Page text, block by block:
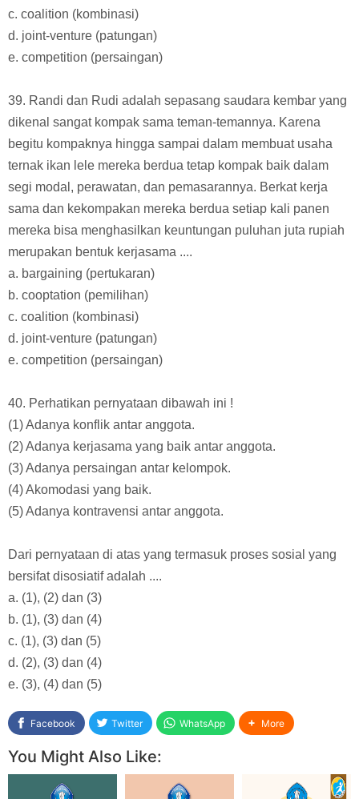
c. coalition (kombinasi)
d. joint-venture (patungan)
e. competition (persaingan)
39. Randi dan Rudi adalah sepasang saudara kembar yang
dikenal sangat kompak sama teman-temannya. Karena
begitu kompaknya hingga sampai dalam membuat usaha
ternak ikan lele mereka berdua tetap kompak baik dalam
segi modal, perawatan, dan pemasarannya. Berkat kerja
sama dan kekompakan mereka berdua setiap kali panen
mereka bisa menghasilkan keuntungan puluhan juta rupiah
merupakan bentuk kerjasama ....
a. bargaining (pertukaran)
b. cooptation (pemilihan)
c. coalition (kombinasi)
d. joint-venture (patungan)
e. competition (persaingan)
40. Perhatikan pernyataan dibawah ini !
(1) Adanya konflik antar anggota.
(2) Adanya kerjasama yang baik antar anggota.
(3) Adanya persaingan antar kelompok.
(4) Akomodasi yang baik.
(5) Adanya kontravensi antar anggota.
Dari pernyataan di atas yang termasuk proses sosial yang
bersifat disosiatif adalah ....
a. (1), (2) dan (3)
b. (1), (3) dan (4)
c. (1), (3) dan (5)
d. (2), (3) dan (4)
e. (3), (4) dan (5)
Facebook Twitter WhatsApp More
You Might Also Like: